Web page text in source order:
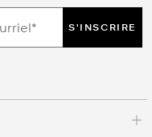
S'INSCRIRE